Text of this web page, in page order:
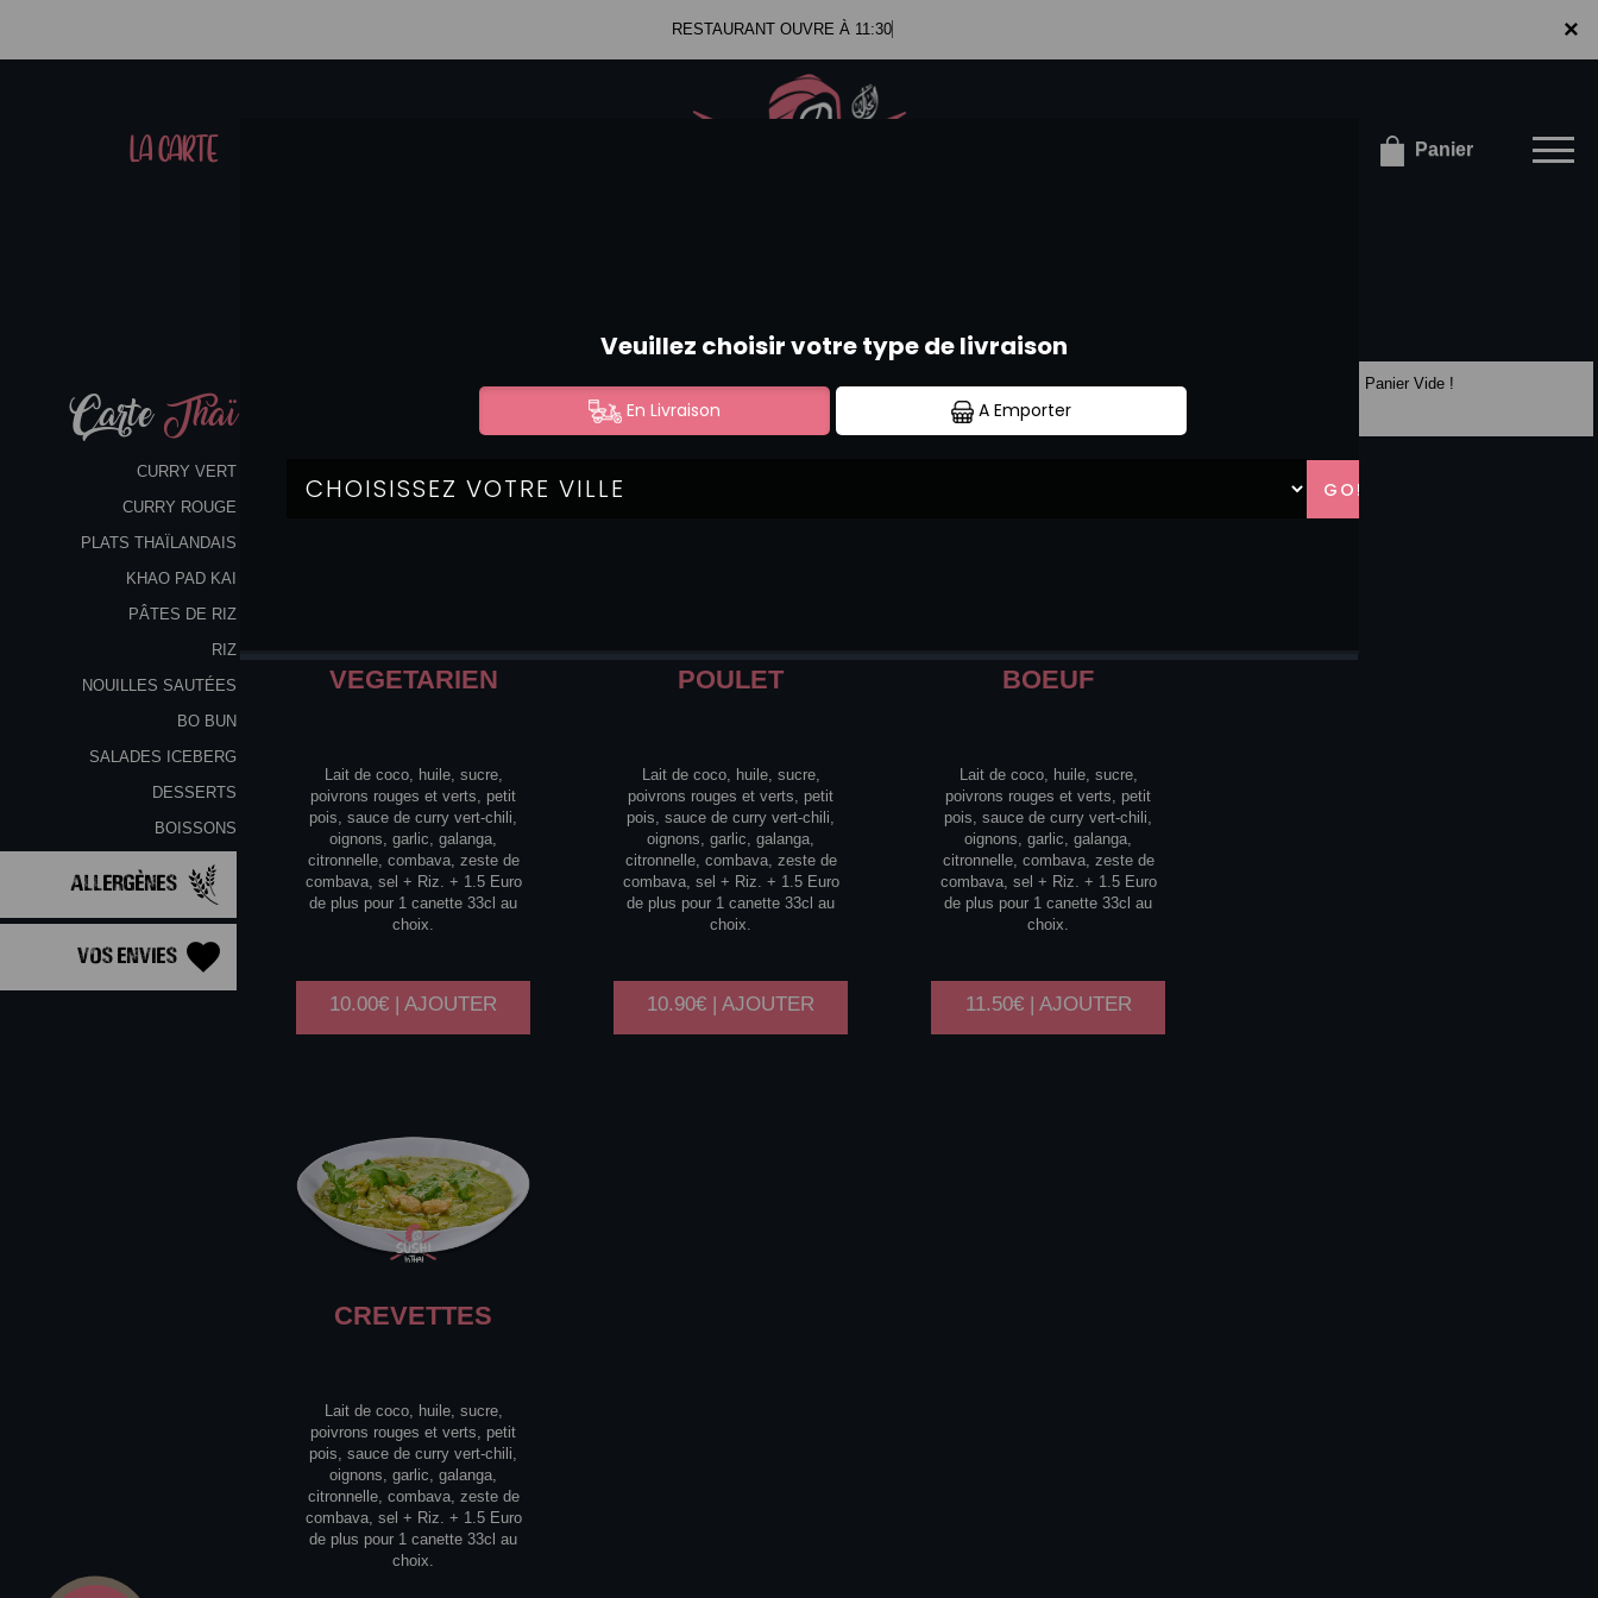
×
RESTAURANT OUVRE À 11:30
LA CARTE Panier
×
CarteThaï
CURRY VERT
CURRY ROUGE
PLATS THAÏLANDAIS
KHAO PAD KAI
PÂTES DE RIZ
RIZ
NOUILLES SAUTÉES
BO BUN
SALADES ICEBERG
DESSERTS
BOISSONS
Allergènes
Vos Envies
CURRY VERT
VEGETARIEN
Lait de coco, huile, sucre,
poivrons rouges et verts, petit
pois, sauce de curry vert-chili,
oignons, garlic, galanga,
citronnelle, combava, zeste de
combava, sel + Riz. + 1.5 Euro
de plus pour 1 canette 33cl au
choix.
10.00€ | AJOUTER
POULET
Lait de coco, huile, sucre,
poivrons rouges et verts, petit
pois, sauce de curry vert-chili,
oignons, garlic, galanga,
citronnelle, combava, zeste de
combava, sel + Riz. + 1.5 Euro
de plus pour 1 canette 33cl au
choix.
10.90€ | AJOUTER
BOEUF
Lait de coco, huile, sucre,
poivrons rouges et verts, petit
pois, sauce de curry vert-chili,
oignons, garlic, galanga,
citronnelle, combava, zeste de
combava, sel + Riz. + 1.5 Euro
de plus pour 1 canette 33cl au
choix.
11.50€ | AJOUTER
CREVETTES
Lait de coco, huile, sucre,
poivrons rouges et verts, petit
pois, sauce de curry vert-chili,
oignons, garlic, galanga,
citronnelle, combava, zeste de
combava, sel + Riz. + 1.5 Euro
de plus pour 1 canette 33cl au
choix.
Panier Vide !